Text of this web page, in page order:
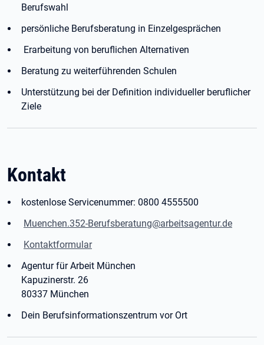
Berufswahl
persönliche Berufsberatung in Einzelgesprächen
Erarbeitung von beruflichen Alternativen
Beratung zu weiterführenden Schulen
Unterstützung bei der Definition individueller beruflicher
Ziele
Kontakt
kostenlose Servicenummer: 0800 4555500
Muenchen.352-Berufsberatung@arbeitsagentur.de
Kontaktformular
Agentur für Arbeit München
Kapuzinerstr. 26
80337 München
Dein Berufsinformationszentrum vor Ort